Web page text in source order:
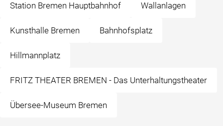
Station Bremen Hauptbahnhof Wallanlagen
Kunsthalle Bremen Bahnhofsplatz
Hillmannplatz
FRITZ THEATER BREMEN - Das Unterhaltungstheater
Übersee-Museum Bremen